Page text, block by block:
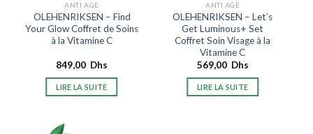
ANTI AGE
OLEHENRIKSEN – Find
Your Glow Coffret de Soins
à la Vitamine C
849,00 Dhs
LIRE LA SUITE
ANTI AGE
OLEHENRIKSEN – Let’s
Get Luminous+ Set
Coffret Soin Visage à la
Vitamine C
569,00 Dhs
LIRE LA SUITE